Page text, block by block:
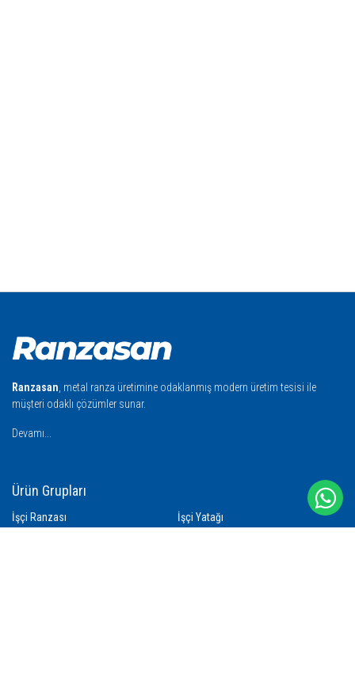
Ranzasan , metal ranza üretimine odaklanmış modern üretim tesisi ile
müşteri odaklı çözümler sunar.
Devamı...
Ürün Grupları
İşçi Ranzası
İşçi Yatağı